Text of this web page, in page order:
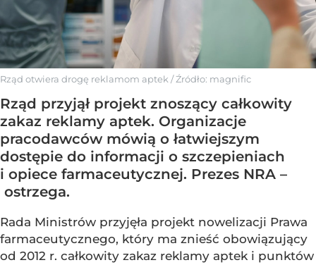
Rząd otwiera drogę reklamom aptek / Źródło: magnific
Rząd przyjął projekt znoszący całkowity
zakaz reklamy aptek. Organizacje
pracodawców mówią o łatwiejszym
dostępie do informacji o szczepieniach
i opiece farmaceutycznej. Prezes NRA –
ostrzega.
Rada Ministrów przyjęła projekt nowelizacji Prawa
farmaceutycznego, który ma znieść obowiązujący
od 2012 r. całkowity zakaz reklamy aptek i punktów